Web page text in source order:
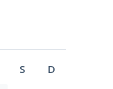
S D